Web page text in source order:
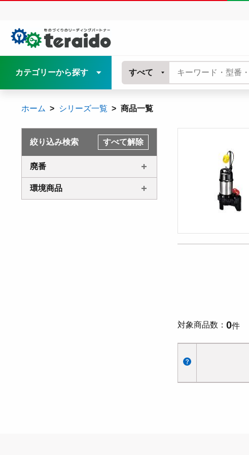
カテゴリーから探す すべて
ホーム シリーズ一覧 商品一覧
絞り込み検索 すべて解除
廃番
環境商品
対象商品数 0件